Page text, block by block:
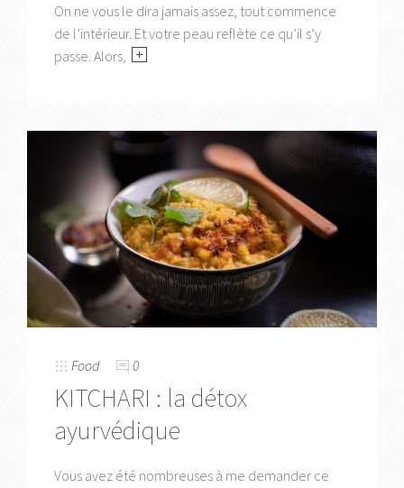
On ne vous le dira jamais assez, tout commence
de l’intérieur. Et votre peau reflète ce qu’il s’y
passe. Alors,
Food 0
KITCHARI : la détox
ayurvédique
Vous avez été nombreuses à me demander ce